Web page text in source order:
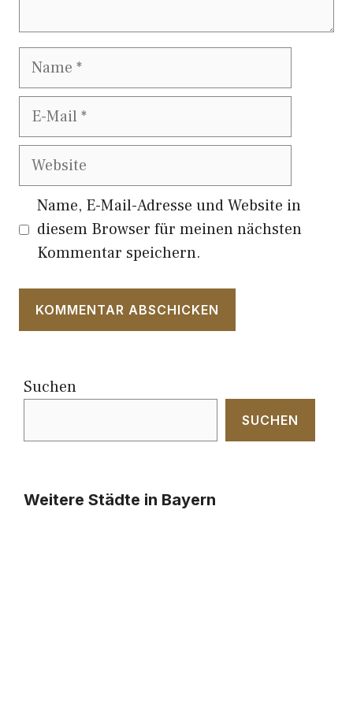
Name
E-
Website
Name, E-Mail-Adresse und Website in
diesem Browser für meinen nächsten
Kommentar speichern.
Suchen
SUCHEN
Weitere Städte in Bayern